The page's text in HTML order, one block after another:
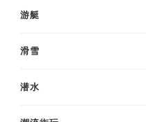
游艇
滑雪
潜水